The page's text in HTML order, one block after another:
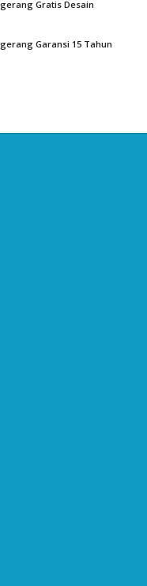
Gratis Desain
Garansi 15 Tahun